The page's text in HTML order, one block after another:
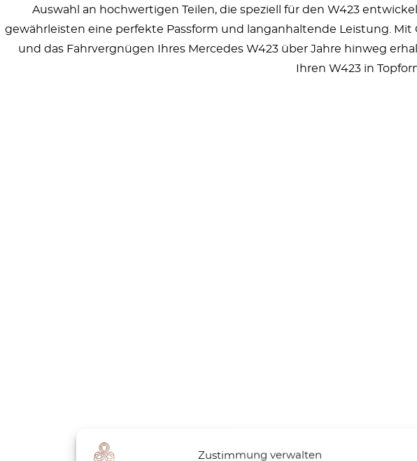
Zustimmung verwalten
Auswahl an hochwertigen Teilen, die speziell für den W423
gewährleisten eine perfekte Passform und langanhaltende Leistung. Mit
und das Fahrvergnügen Ihres Mercedes W423 über Jahre hinweg
Ihren W423 in